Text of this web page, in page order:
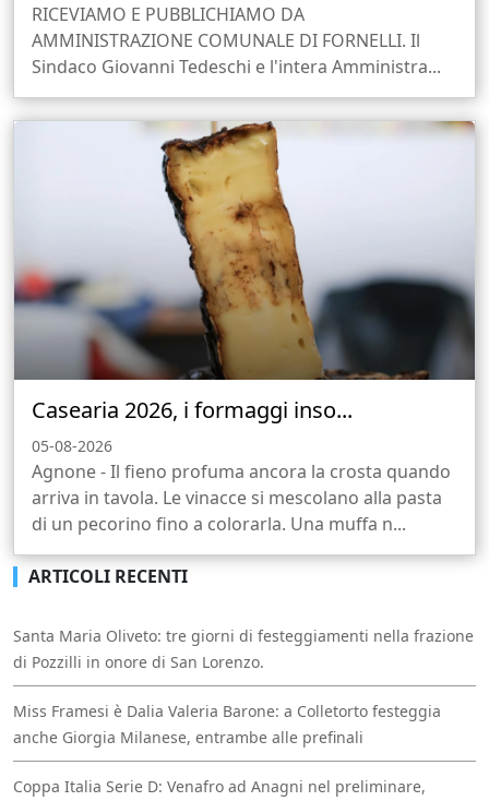
RICEVIAMO E PUBBLICHIAMO DA
AMMINISTRAZIONE COMUNALE DI FORNELLI. Il
Sindaco Giovanni Tedeschi e l'intera Amministra...
Casearia 2026, i formaggi inso...
05-08-2026
Agnone - Il fieno profuma ancora la crosta quando
arriva in tavola. Le vinacce si mescolano alla pasta
di un pecorino fino a colorarla. Una muffa n...
ARTICOLI RECENTI
Santa Maria Oliveto: tre giorni di festeggiamenti nella frazione
di Pozzilli in onore di San Lorenzo.
Miss Framesi è Dalia Valeria Barone: a Colletorto festeggia
anche Giorgia Milanese, entrambe alle prefinali
Coppa Italia Serie D: Venafro ad Anagni nel preliminare,